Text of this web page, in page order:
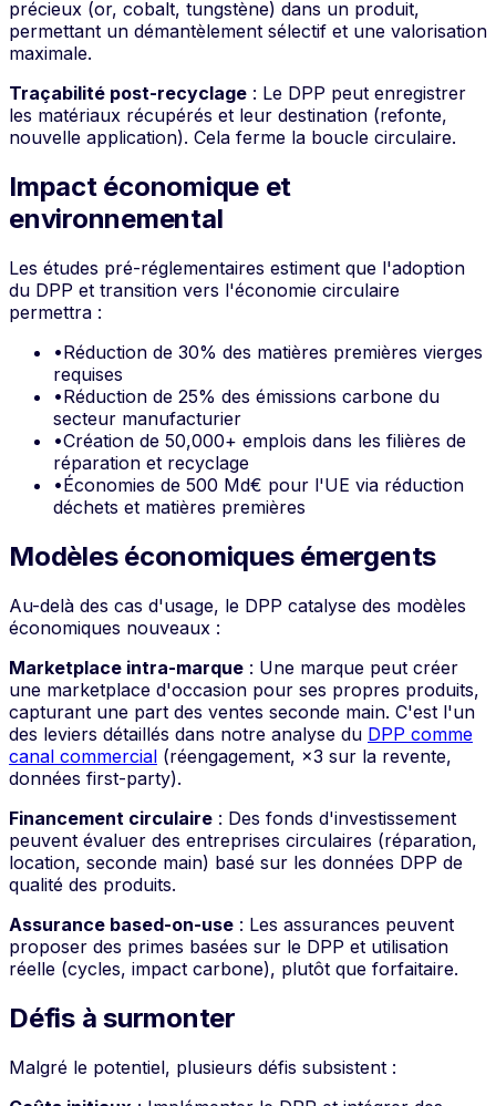
précieux (or, cobalt, tungstène) dans un produit,
permettant un démantèlement sélectif et une valorisation
maximale.
Traçabilité post-recyclage : Le DPP peut enregistrer
les matériaux récupérés et leur destination (refonte,
nouvelle application). Cela ferme la boucle circulaire.
Impact économique et
environnemental
Les études pré-réglementaires estiment que l'adoption
du DPP et transition vers l'économie circulaire
permettra :
•Réduction de 30% des matières premières vierges
requises
•Réduction de 25% des émissions carbone du
secteur manufacturier
•Création de 50,000+ emplois dans les filières de
réparation et recyclage
•Économies de 500 Md€ pour l'UE via réduction
déchets et matières premières
Modèles économiques émergents
Au-delà des cas d'usage, le DPP catalyse des modèles
économiques nouveaux :
Marketplace intra-marque : Une marque peut créer
une marketplace d'occasion pour ses propres produits,
capturant une part des ventes seconde main. C'est l'un
des leviers détaillés dans notre analyse du DPP comme
canal commercial (réengagement, ×3 sur la revente,
données first-party).
Financement circulaire : Des fonds d'investissement
peuvent évaluer des entreprises circulaires (réparation,
location, seconde main) basé sur les données DPP de
qualité des produits.
Assurance based-on-use : Les assurances peuvent
proposer des primes basées sur le DPP et utilisation
réelle (cycles, impact carbone), plutôt que forfaitaire.
Défis à surmonter
Malgré le potentiel, plusieurs défis subsistent :